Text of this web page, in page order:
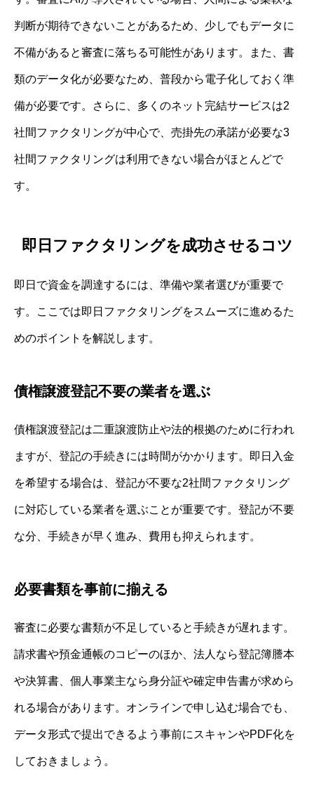
判断が期待できないことがあるため、少しでもデータに
不備があると審査に落ちる可能性があります。また、書
類のデータ化が必要なため、普段から電子化しておく準
備が必要です。さらに、多くのネット完結サービスは2
社間ファクタリングが中心で、売掛先の承諾が必要な3
社間ファクタリングは利用できない場合がほとんどで
す。
即日ファクタリングを成功させるコツ
即日で資金を調達するには、準備や業者選びが重要で
す。ここでは即日ファクタリングをスムーズに進めるた
めのポイントを解説します。
債権譲渡登記不要の業者を選ぶ
債権譲渡登記は二重譲渡防止や法的根拠のために行われ
ますが、登記の手続きには時間がかかります。即日入金
を希望する場合は、登記が不要な2社間ファクタリング
に対応している業者を選ぶことが重要です。登記が不要
な分、手続きが早く進み、費用も抑えられます。
必要書類を事前に揃える
審査に必要な書類が不足していると手続きが遅れます。
請求書や預金通帳のコピーのほか、法人なら登記簿謄本
や決算書、個人事業主なら身分証や確定申告書が求めら
れる場合があります。オンラインで申し込む場合でも、
データ形式で提出できるよう事前にスキャンやPDF化を
しておきましょう。